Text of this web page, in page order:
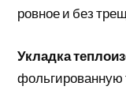
ровное и без
Укладка